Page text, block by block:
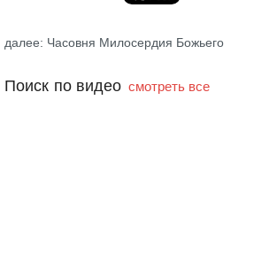
далее: Часовня Милосердия Божьего
Поиск по видео смотреть все